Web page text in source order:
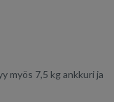
myös 7,5 kg ankkuri ja